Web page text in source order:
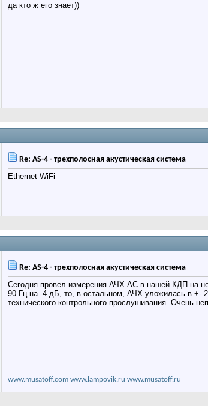
да кто ж его знает))
Re: AS-4 - трехполосная акустическая система
Ethernet-WiFi
Re: AS-4 - трехполосная акустическая система
Сегодня провел измерения АЧХ АС в нашей КДП на
90 Гц на -4 дБ, то, в остальном, АЧХ уложилась в +-
технического контрольного прослушивания. Очень
www.musatoff.com www.lampovik.ru www.musatoff.ru